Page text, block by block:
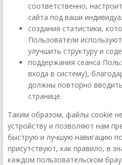
соответственно,
сайта под ваши
создания статистики,
Пользователи
улучшить структуру и
поддержания сеанса
входа в систему),
должны повторно
странице.
Таким образом, файлы cookie
устройству и позволяют нам
быструю и лучшую навигацию
присутствуют, как правило, в
каждом пользовательском